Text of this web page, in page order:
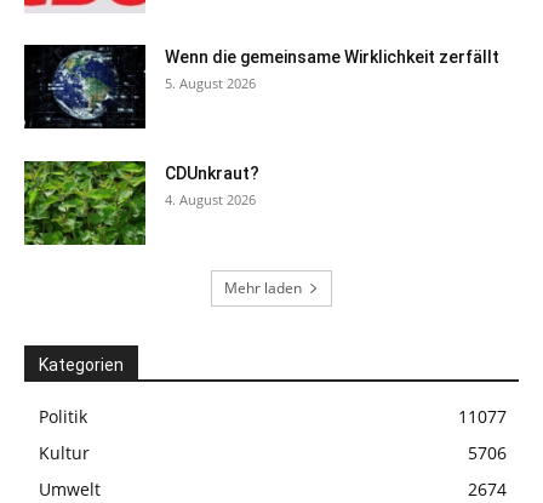
Wenn die gemeinsame Wirklichkeit zerfällt
5. August 2026
CDUnkraut?
4. August 2026
Mehr laden
Kategorien
Politik
11077
Kultur
5706
Umwelt
2674